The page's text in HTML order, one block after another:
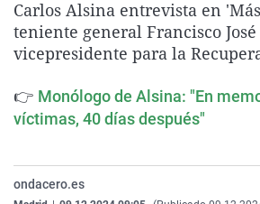
Carlos Alsina entrevista en
teniente general Francisco
vicepresidente para la
👉 Monólogo de Alsina: "En
víctimas, 40 días después"
ondacero.es